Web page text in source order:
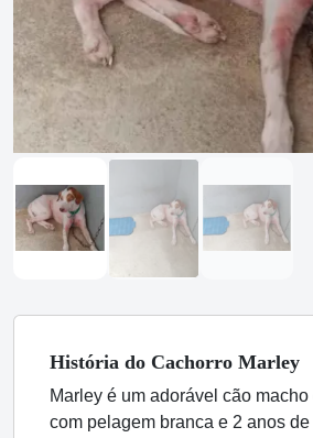
História do Cachorro Marley
Marley é um adorável cão
com pelagem branca e 2 anos